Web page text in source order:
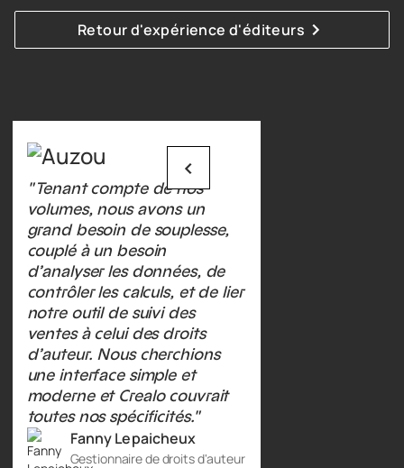
Retour d'expérience d'éditeurs
" Tenant compte de nos
volumes, nous avons un
grand besoin de souplesse,
couplé à un besoin
d’analyser les données, de
contrôler les calculs, et de lier
notre outil de suivi des
ventes à celui des droits
d’auteur. Nous cherchions
une interface simple et
moderne et Crealo couvrait
toutes nos spécificités."
Fanny Lepaicheux
Gestionnaire de droits d'auteur